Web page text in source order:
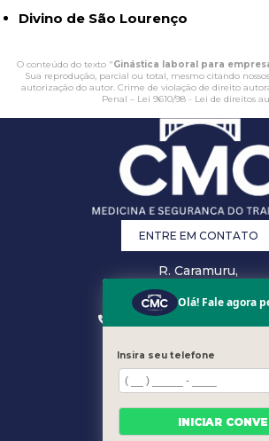
Divino de São Lourenço
O conteúdo do texto "Ginástica laboral para
Sua reprodução, parcial ou total, mesmo citando
autorização do autor. Crime de violação de direito
Penal – Lei 9610/98 - Lei de direitos
ENTRE EM CONTATO
R. Caramuru,
Vitória - ES
(27) 3223-0868
HOME
EMPRESA
ÁREA DO CLIENTE
Olá! Fale agora
Insira seu telefone
INICIAR